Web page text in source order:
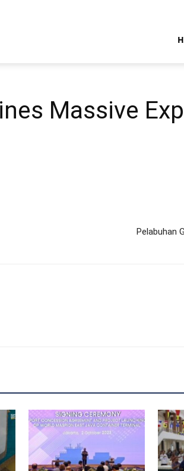
Massive
Pelabuhan